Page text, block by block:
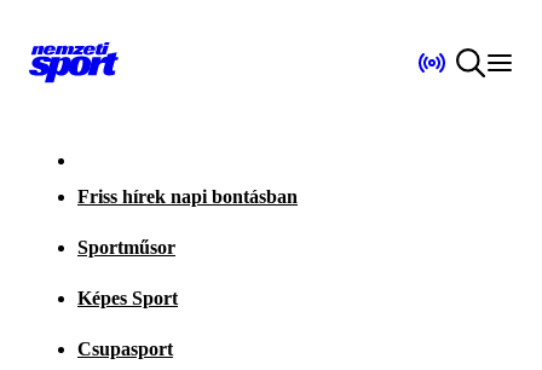
Friss hírek napi bontásban
Sportműsor
Képes Sport
Csupasport